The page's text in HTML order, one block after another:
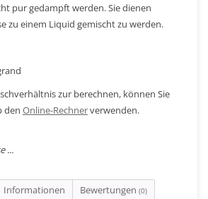
pur gedampft werden. Sie dienen
zu einem Liquid gemischt zu werden.
zur berechnen, können Sie
den Online-Rechnerverwenden.
...
Informationen Bewertungen (0)